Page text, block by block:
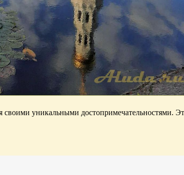
уникальными достопримечательностями.